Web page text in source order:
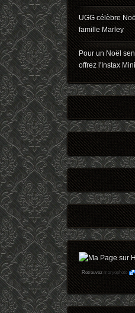
UGG célèbre
famille Marley
Pour un Noël
offrez l'Instax
Retrouvezmaryophoto